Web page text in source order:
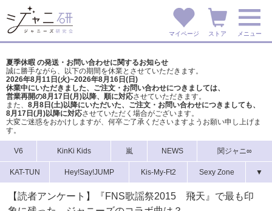
マイページ ストア メニュー
夏季休暇 の発送・お問い合わせに関するお知らせ
誠に勝手ながら、以下の期間を休業とさせていただきます。
2026年8月11日(火)~2026年8月16日(日)
休業中にいただきました、ご注文・お問い合わせにつきましては、
営業再開の8月17日(月)以降、順に対応させていただきます。
また、 8月8日(土)以降にいただいた、ご注文・ お問い合わせにつきましても、
8月17日(月)以降に対応させていただく場合がございます。
大変ご迷惑をおかけしますが、 何卒ご了承くださいますようお願い申し上げま
す。
V6 KinKi Kids 嵐 NEWS 関ジャニ∞
KAT-TUN Hey!Say!JUMP Kis-My-Ft2 Sexy Zone ▼
【読者アンケート】『FNS歌謡祭2015 飛天』で最も印